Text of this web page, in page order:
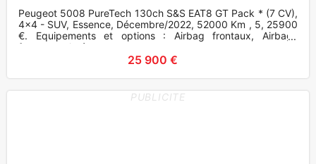
Peugeot 5008 PureTech 130ch S&S EAT8 GT Pack * (7 CV),
4x4 - SUV, Essence, Décembre/2022, 52000 Km , 5, 25900
€. Equipements et options : Airbag frontaux, Airbags
frontaux + latér
25 900 €
PUBLICITE